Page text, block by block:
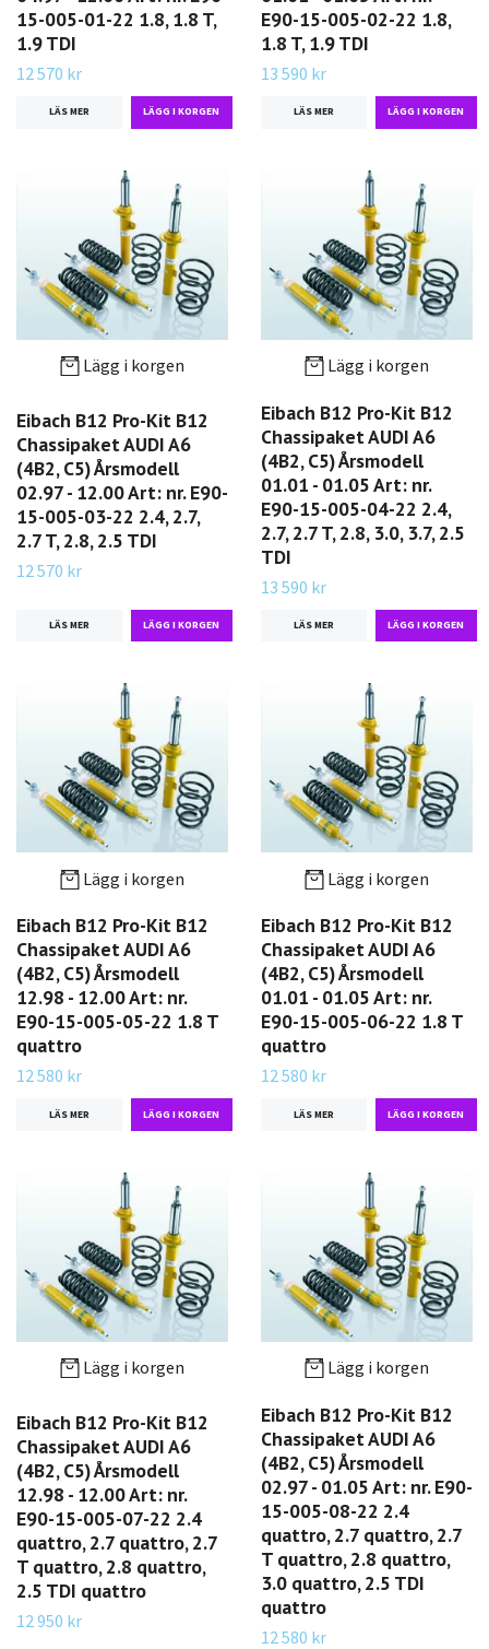
15-005-01-22 1.8, 1.8 T,
1.9 TDI
12 570 kr
LÄS MER
E90-15-005-02-22 1.8,
1.8 T, 1.9 TDI
13 590 kr
LÄS MER
Lägg i korgen
Eibach B12 Pro-Kit B12
Chassipaket AUDI A6
(4B2, C5) Årsmodell
02.97 - 12.00 Art: nr. E90-
15-005-03-22 2.4, 2.7,
2.7 T, 2.8, 2.5 TDI
12 570 kr
LÄS MER
Lägg i korgen
Eibach B12 Pro-Kit B12
Chassipaket AUDI A6
(4B2, C5) Årsmodell
01.01 - 01.05 Art: nr.
E90-15-005-04-22 2.4,
2.7, 2.7 T, 2.8, 3.0, 3.7, 2.5
TDI
13 590 kr
LÄS MER
Lägg i korgen
Eibach B12 Pro-Kit B12
Chassipaket AUDI A6
(4B2, C5) Årsmodell
12.98 - 12.00 Art: nr.
E90-15-005-05-22 1.8 T
quattro
12 580 kr
LÄS MER
Lägg i korgen
Eibach B12 Pro-Kit B12
Chassipaket AUDI A6
(4B2, C5) Årsmodell
01.01 - 01.05 Art: nr.
E90-15-005-06-22 1.8 T
quattro
12 580 kr
LÄS MER
Lägg i korgen
Eibach B12 Pro-Kit B12
Chassipaket AUDI A6
(4B2, C5) Årsmodell
12.98 - 12.00 Art: nr.
E90-15-005-07-22 2.4
quattro, 2.7 quattro, 2.7
T quattro, 2.8 quattro,
2.5 TDI quattro
12 950 kr
Lägg i korgen
Eibach B12 Pro-Kit B12
Chassipaket AUDI A6
(4B2, C5) Årsmodell
02.97 - 01.05 Art: nr. E90-
15-005-08-22 2.4
quattro, 2.7 quattro, 2.7
T quattro, 2.8 quattro,
3.0 quattro, 2.5 TDI
quattro
12 580 kr